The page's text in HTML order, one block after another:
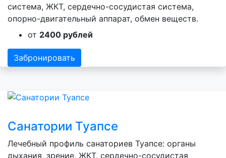
система, ЖКТ, сердечно-сосудистая система,
опорно-двигательный аппарат, обмен веществ.
от 2400 рублей
Забронировать
Санатории Туапсе
Лечебный профиль санаториев Туапсе: органы
дыхания, зрение, ЖКТ, сердечно-сосудистая